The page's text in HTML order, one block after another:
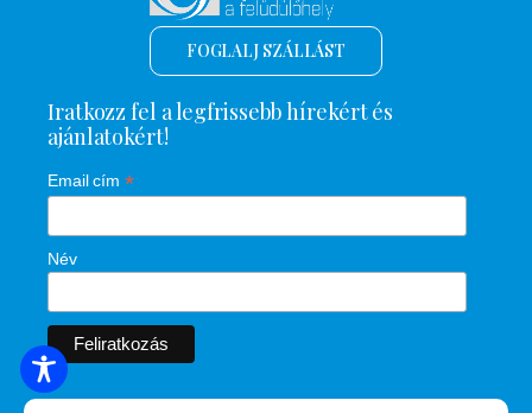
FOGLALJ SZÁLLÁST
Iratkozz fel a legfrissebb hírekért és
ajánlatokért!
Email cím *
Név